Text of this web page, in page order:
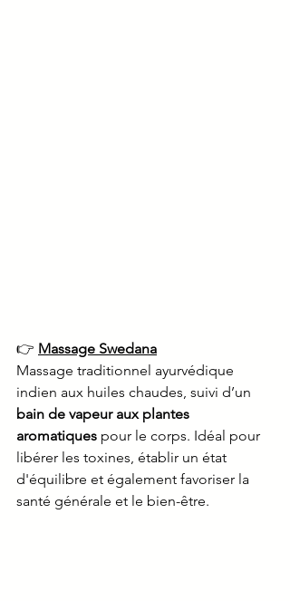
👉 Massage Swedana
Massage traditionnel ayurvédique
indien aux huiles chaudes, suivi d’un
bain de vapeur aux plantes
aromatiques pour le corps. Idéal pour
libérer les toxines, établir un état
d'équilibre et également favoriser la
santé générale et le bien-être.